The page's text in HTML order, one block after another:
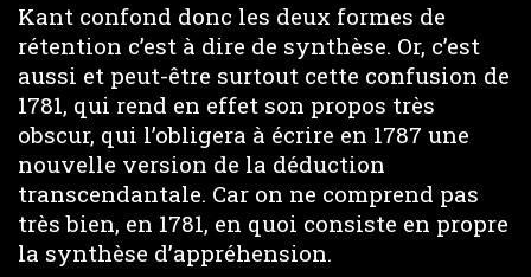
Kant confond donc les deux formes de
rétention c’est à dire de synthèse. Or, c’est
aussi et peut-être surtout cette confusion de
1781, qui rend en effet son propos très
obscur, qui l’obligera à écrire en 1787 une
nouvelle version de la déduction
transcendantale. Car on ne comprend pas
très bien, en 1781, en quoi consiste en propre
la synthèse d’appréhension.